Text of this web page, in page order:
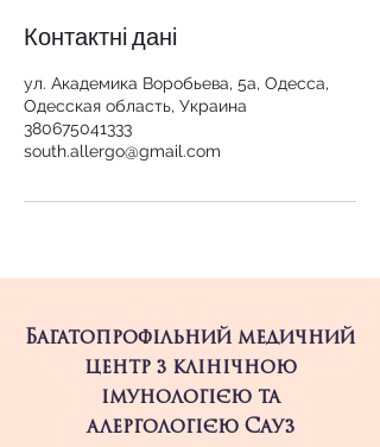
Контактні дані
ул. Академика Воробьева, 5а, Одесса,
Одесская область, Украина
380675041333
south.allergo@gmail.com
Багатопрофільний медичний
центр з клінічною
імунологією та
алергологією Сауз